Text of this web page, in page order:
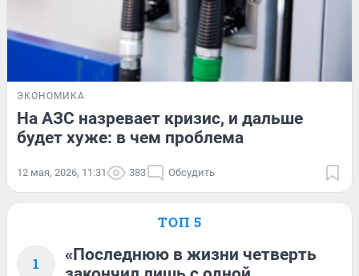
ЭКОНОМИКА
На АЗС назревает кризис, и дальше
будет хуже: в чем проблема
12 мая, 2026, 11:31 383 Обсудить
ТОП 5
1
«Последнюю в жизни четверть